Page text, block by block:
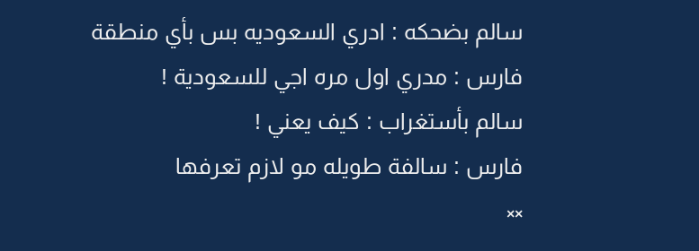
سالم بضحكه : ادري السعوديه بس بأي منطقة
فارس : مدري اول مره اجي للسعودية !
سالم بأستغراب : كيف يعني !
فارس : سالفة طويله مو لازم تعرفها
××